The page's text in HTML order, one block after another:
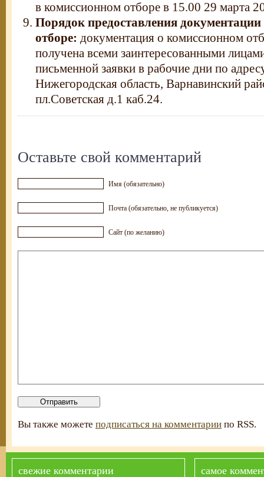
в комиссионном отборе в 15.00 29 марта
Порядок предоставления
отборе: документация о комиссионном
получена всеми заинтересованными
письменной заявки в рабочие дни по
Нижегородская область, Варнавинский
пл.Советская д.1 каб.24.
Оставьте свой комментарий
Имя (обязательно)
Почта (обязательно, не публикуется)
Сайт (по желанию)
Вы также можете подписаться на комментарии по RSS.
свежие комментарии самое